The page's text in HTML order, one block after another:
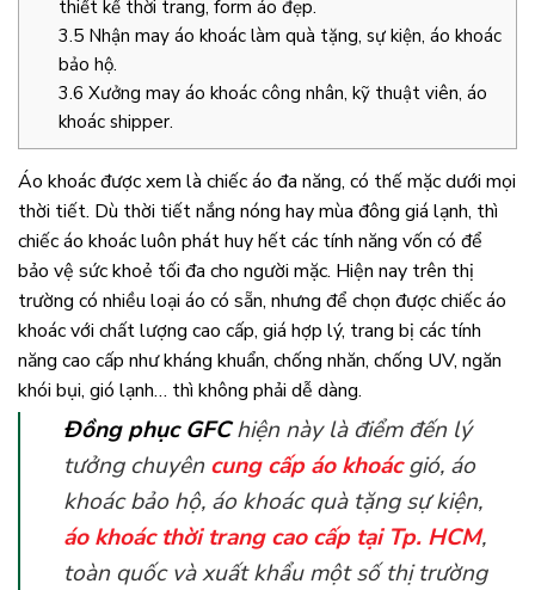
thiết kế thời trang, form áo đẹp.
3.5Nhận may áo khoác làm quà tặng, sự kiện, áo khoác
bảo hộ.
3.6 Xưởng may áo khoác công nhân, kỹ thuật viên, áo
khoác shipper.
Áo khoác được xem là chiếc áo đa năng, có thế mặc dưới mọi
thời tiết. Dù thời tiết nắng nóng hay mùa đông giá lạnh, thì
chiếc áo khoác luôn phát huy hết các tính năng vốn có để
bảo vệ sức khoẻ tối đa cho người mặc. Hiện nay trên thị
trường có nhiều loại áo có sẵn, nhưng để chọn được chiếc áo
khoác với chất lượng cao cấp, giá hợp lý, trang bị các tính
năng cao cấp như kháng khuẩn, chống nhăn, chống UV, ngăn
khói bụi, gió lạnh… thì không phải dễ dàng.
Đồng phục GFChiện này là điểm đến lý
tưởng chuyên cung cấp áo khoácgió, áo
khoác bảo hộ, áo khoác quà tặng sự kiện,
áo khoác thời trang cao cấp tại Tp. HCM,
toàn quốc và xuất khẩu một số thị trường